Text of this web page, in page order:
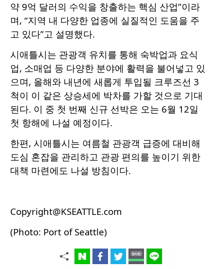
약 9억 달러의 수익을 창출하는 핵심 산업”이라
며, “지역 내 다양한 업종에 실질적인 도움을 주
고 있다”고 설명했다.
시애틀시는 관광객 유치를 통해 숙박업과 요식
업, 소매업 등 다양한 분야에 활력을 불어넣고 있
으며, 올해와 내년에 새롭게 투입될 크루즈선 3
척이 이 같은 상승세에 박차를 가할 것으로 기대
된다. 이 중 첫 번째 신규 선박은 오는 6월 12일
첫 항해에 나설 예정이다.
한편, 시애틀시는 여름철 관광객 급증에 대비해
도심 혼잡을 관리하고 관광 편의를 높이기 위한
대책 마련에도 나설 방침이다.
Copyright@KSEATTLE.com
(Photo: Port of Seattle)